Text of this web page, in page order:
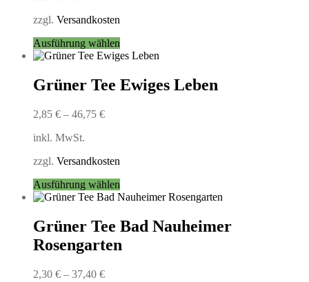
der
Produktseite
gewählt
werden
zzgl. Versandkosten
Ausführung wählen
Produkt
mehrere
Varianten
der
Produktseite
gewählt
werden
Grüner Tee Ewiges Leben
2,85 € – 46,75 €
inkl. MwSt.
zzgl. Versandkosten
Ausführung wählen
Produkt
mehrere
Varianten
auf.
Grüner Tee Bad Nauheimer
Rosengarten
2,30 € – 37,40 €